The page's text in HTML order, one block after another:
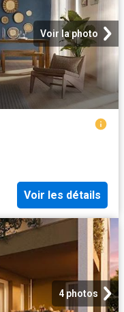
Voir la photo
Voir les détails
4 photos